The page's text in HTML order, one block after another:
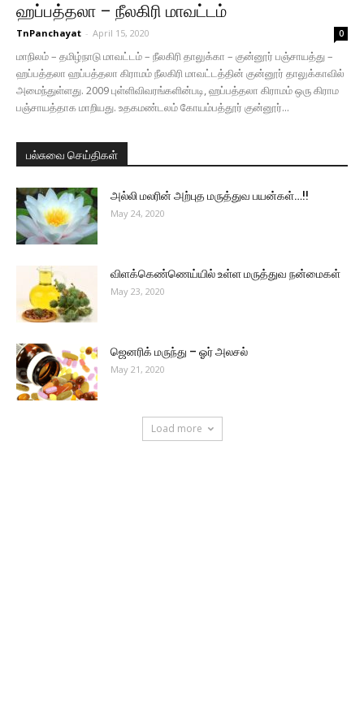
ஹப்பத்தலா – நீலகிரி மாவட்டம்
TnPanchayat - April 15, 2020 0
மாநிலம் – தமிழ்நாடு மாவட்டம் – நீலகிரி தாலுக்கா – குன்னூர் பஞ்சாயத்து –
ஹப்பத்தலா ஹப்பத்தலா கிராமம் நீலகிரி மாவட்டத்தின் குன்னூர் தாலுக்காவில்
அமைந்துள்ளது. 2009 புள்ளிவிவரங்களின்படி, ஹப்பத்தலா கிராமம் ஒரு கிராம
பஞ்சாயத்தாக மாறியது. உதகமண்டலம் கோயம்பத்தூர் குன்னூர்...
பல்சுவை செய்திகள்
அல்லி மலரின் அற்புத மருத்துவ பயன்கள்…!!
May 24, 2020
விளக்கெண்ணெய்யில் உள்ள மருத்துவ நன்மைகள்
May 23, 2020
ஜெனரிக் மருந்து – ஓர் அலசல்
May 21, 2020
Load more